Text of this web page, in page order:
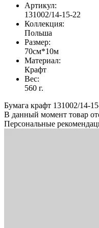
Артикул:
131002/14-15-22
Коллекция:
Польша
Размер:
70см*10м
Материал:
Крафт
Вес:
560 г.
Бумага крафт 131002/14-
В данный момент товар
Персональные